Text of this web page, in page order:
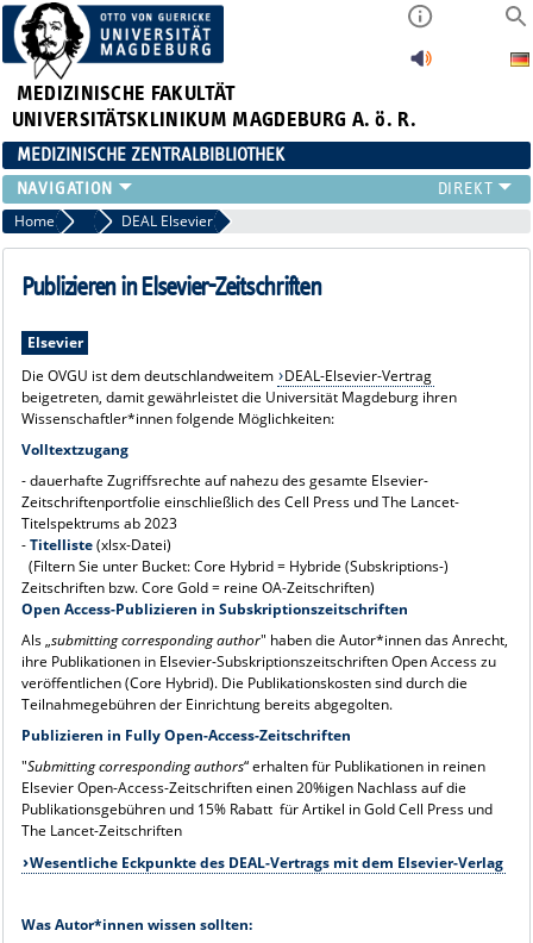
MEDIZINISCHE FAKULTÄT
UNIVERSITÄTSKLINIKUM MAGDEBURG A. ö. R.
MEDIZINISCHE ZENTRALBIBLIOTHEK
LITERATURSUCHE
SERVICE
INFORMATIONSKOMPETENZ
PUBLIZIEREN
NEU HIER?
SUCHE A-Z
Home Zeitschriften
DEAL Elsevier
Publizieren in Elsevier-Zeitschriften
Elsevier
Die OVGU ist dem deutschlandweitem DEAL-Elsevier-Vertrag
beigetreten, damit gewährleistet die Universität Magdeburg ihren
Wissenschaftler*innen folgende Möglichkeiten:
Volltextzugang
- dauerhafte Zugriffsrechte auf nahezu des gesamte Elsevier-
Zeitschriftenportfolie einschließlich des Cell Press und The Lancet-
Titelspektrums ab 2023
-Titelliste(xlsx-Datei)
(Filtern Sie unter Bucket: Core Hybrid = Hybride (Subskriptions-)
Zeitschriften bzw. Core Gold = reine OA-Zeitschriften)
Open Access-Publizieren in Subskriptionszeitschriften
Als „submittingcorresponding author" haben die Autor*innen das Anrecht,
ihre Publikationen in Elsevier-Subskriptionszeitschriften Open Access zu
veröffentlichen (Core Hybrid). Die Publikationskosten sind durch die
Teilnahmegebühren der Einrichtung bereits abgegolten.
Publizieren in Fully Open-Access-Zeitschriften
"Submitting corresponding authors“ erhalten für Publikationen in reinen
Elsevier Open-Access-Zeitschriften einen 20%igen Nachlass auf die
Publikationsgebühren und 15% Rabatt für Artikel in Gold Cell Press und
The Lancet-Zeitschriften
Wesentliche Eckpunkte des DEAL-Vertrags mit dem Elsevier-Verlag
Was Autor*innen wissen sollten: